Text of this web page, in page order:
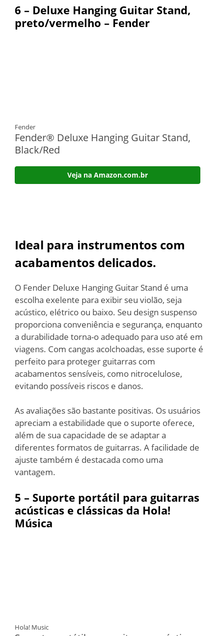
6 – Deluxe Hanging Guitar Stand,
preto/vermelho – Fender
Fender
Fender® Deluxe Hanging Guitar Stand,
Black/Red
Veja na Amazon.com.br
Ideal para instrumentos com
acabamentos delicados.
O Fender Deluxe Hanging Guitar Stand é uma
escolha exelente para exibir seu violão, seja
acústico, elétrico ou baixo. Seu design suspenso
proporciona conveniência e segurança, enquanto
a durabilidade torna-o adequado para uso até em
viagens. Com cangas acolchoadas, esse suporte é
perfeito para proteger guitarras com
acabamentos sensíveis, como nitrocelulose,
evitando possíveis riscos e danos.
As avaliações são bastante positivas. Os usuários
apreciam a estabilidade que o suporte oferece,
além de sua capacidade de se adaptar a
diferentes formatos de guitarras. A facilidade de
ajuste também é destacada como uma
vantagem.
5 – Suporte portátil para guitarras
acústicas e clássicas da Hola!
Música
Hola! Music